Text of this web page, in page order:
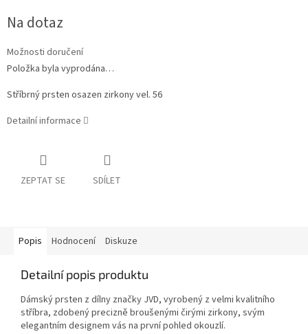
cena:
Na dotaz
Možnosti doručení
Položka byla vyprodána…
Stříbrný prsten osazen zirkony vel. 56
Detailní informace
ZEPTAT SE SDÍLET
Popis Hodnocení Diskuze
Detailní popis produktu
Dámský prsten z dílny značky JVD, vyrobený z velmi kvalitního
stříbra, zdobený precizně broušenými čirými zirkony, svým
elegantním designem vás na první pohled okouzlí.